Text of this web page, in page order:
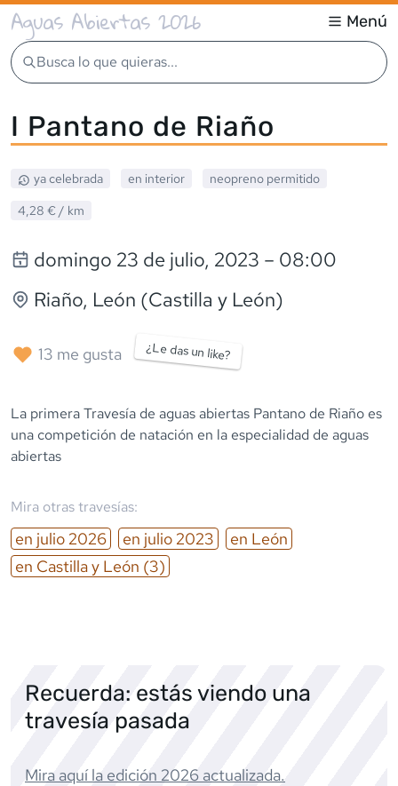
Aguas Abiertas 2026 Menú
Busca lo que quieras...
I Pantano de Riaño
ya celebrada en interior neopreno permitido
4,28 € / km
domingo 23 de julio, 2023 – 08:00
Riaño, León (Castilla y León)
13 me gusta ¿Le das un like?
La primera Travesía de aguas abiertas Pantano de Riaño es
una competición de natación en la especialidad de aguas
abiertas
Mira otras travesías:
en julio 2026 en julio 2023 en León
en Castilla y León (3)
Recuerda: estás viendo una
travesía pasada
Mira aquí la edición 2026 actualizada.